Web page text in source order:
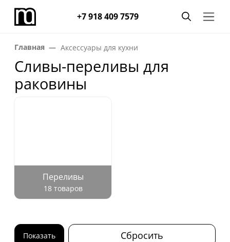
+7 918 409 7579
Главная Аксессуары для кухни
Сливы-переливы для
раковины
Переливы
18 товаров
Показать Сбросить